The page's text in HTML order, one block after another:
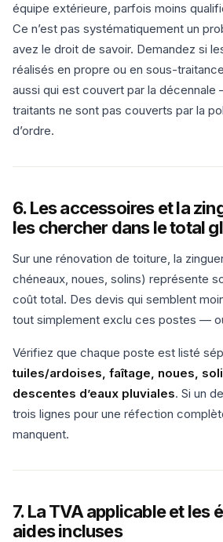
équipe extérieure, parfois moins
Ce n’est pas systématiquement un
avez le droit de savoir. Demandez si
réalisés en propre ou en sous-
aussi qui est couvert par la
traitants ne sont pas couverts par la
d’ordre.
6. Les accessoires et la
les chercher dans le total
Sur une rénovation de toiture, la
chéneaux, noues, solins) représente
coût total. Des devis qui semblent
tout simplement exclu ces postes —
Vérifiez que chaque poste est listé
tuiles/ardoises, faîtage, noues,
descentes d’eaux pluviales. Si un
trois lignes pour une réfection
manquent.
7. La TVA applicable et les
aides incluses